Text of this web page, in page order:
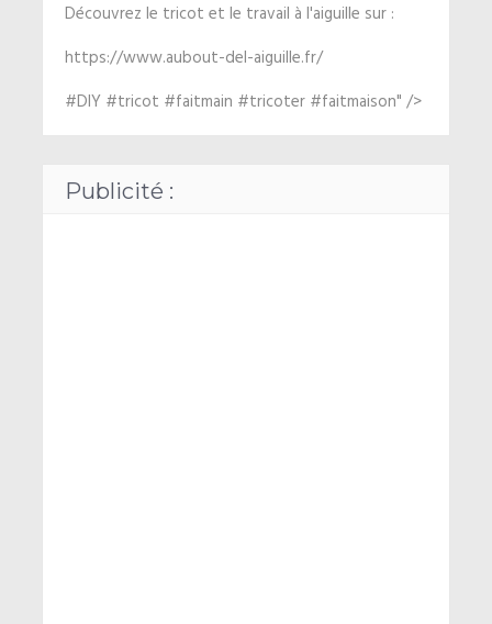
Découvrez le tricot et le travail à l'aiguille sur :
https://www.aubout-del-aiguille.fr/
#DIY #tricot #faitmain #tricoter #faitmaison" />
Publicité :